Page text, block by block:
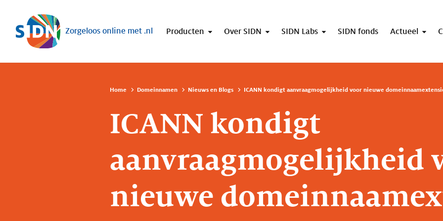
Sla navigatie over
Zorgeloos online met .nl Producten Over SIDN SIDN Labs SIDN fonds Actueel
Home Domeinnamen Nieuws en Blogs ICANN kondigt aanvraagmogelijkheid voor nieuwe
ICANN kondigt
aanvraagmogelijkheid
nieuwe